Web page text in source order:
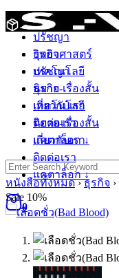
Skip
to
content
วิทยาศาสตร์
ปรัชญา
ธุรกิจ
เทคโนโลยี
นิยาย-เรื่องสั้น
เกี่ยวกับเรา
ติดต่อเรา
แคตาล็อก ↓
0
ติดตามสินค้า
วิทยาศาสตร์
ปรัชญา
ธุรกิจ
เทคโนโลยี
นิยาย-เรื่องสั้น
เกี่ยวกับเรา
ติดต่อเรา
แคตาล็อก ↓
Search
for:
หนังสือทั้งหมด›ธุรกิจ ›
Sale 10%